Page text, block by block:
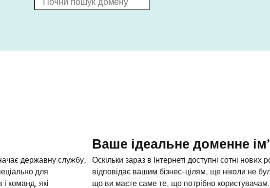
державну службу,
для
і команд, які
Ваше ідеальне доменне
Оскільки зараз в Інтернеті доступні сотні
відповідає вашим бізнес-цілям, ще ніколи не
що ви маєте саме те, що потрібно користувачам.